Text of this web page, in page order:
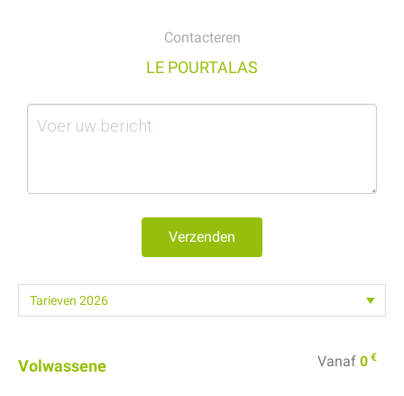
Contacteren
LE POURTALAS
Verzenden
Volwassene Vanaf 0 €